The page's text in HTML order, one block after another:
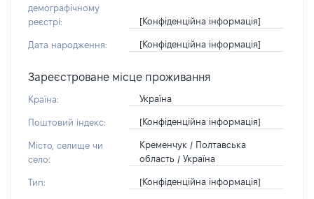
демографічному
реєстрі:
[Конфіденційна інформація]
Дата народження: [Конфіденційна інформація]
Зареєстроване місце проживання
Країна: Україна
Поштовий індекс: [Конфіденційна інформація]
Місто, селище чи
село:
Кременчук / Полтавська
область / Україна
Тип: [Конфіденційна інформація]